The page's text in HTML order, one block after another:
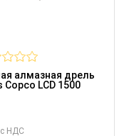
алмазная дрель
Copco LCD 1500
НДС